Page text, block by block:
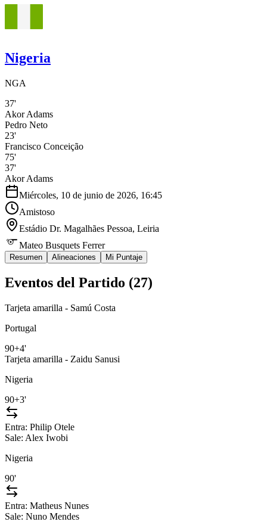
Nigeria
NGA
37'
Akor Adams
Pedro Neto
23'
Francisco Conceição
75'
37'
Akor Adams
Miércoles, 10 de junio de 2026, 16:45
Amistoso
Estádio Dr. Magalhães Pessoa, Leiria
Mateo Busquets Ferrer
Resumen Alineaciones Mi Puntaje
Eventos del Partido (27)
Tarjeta amarilla - Samú Costa
Portugal
90+4'
Tarjeta amarilla - Zaidu Sanusi
Nigeria
90+3'
Entra: Philip Otele
Sale: Alex Iwobi
Nigeria
90'
Entra: Matheus Nunes
Sale: Nuno Mendes